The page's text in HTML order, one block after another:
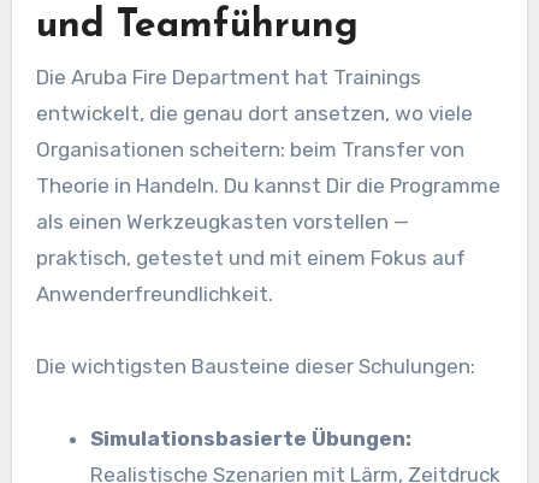
und Teamführung
Die Aruba Fire Department hat Trainings
entwickelt, die genau dort ansetzen, wo viele
Organisationen scheitern: beim Transfer von
Theorie in Handeln. Du kannst Dir die Programme
als einen Werkzeugkasten vorstellen —
praktisch, getestet und mit einem Fokus auf
Anwenderfreundlichkeit.
Die wichtigsten Bausteine dieser Schulungen:
Simulationsbasierte Übungen:
Realistische Szenarien mit Lärm, Zeitdruck